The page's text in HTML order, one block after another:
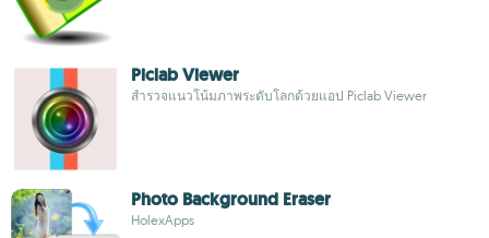
Piclab Viewer
สำรวจแนวโน้มภาพระดับโลกด้วยแอป Piclab Viewer
Photo Background Eraser
HolexApps